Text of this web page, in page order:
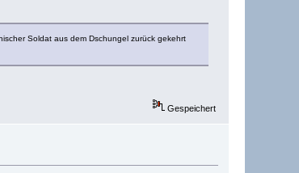
Soldat aus dem Dschungel zurück gekehrt
Gespeichert